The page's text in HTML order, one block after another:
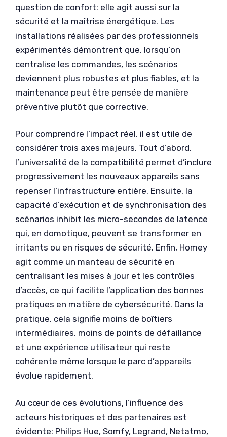
question de confort: elle agit aussi sur la
sécurité et la maîtrise énergétique. Les
installations réalisées par des professionnels
expérimentés démontrent que, lorsqu’on
centralise les commandes, les scénarios
deviennent plus robustes et plus fiables, et la
maintenance peut être pensée de manière
préventive plutôt que corrective.
Pour comprendre l’impact réel, il est utile de
considérer trois axes majeurs. Tout d’abord,
l’universalité de la compatibilité permet d’inclure
progressivement les nouveaux appareils sans
repenser l’infrastructure entière. Ensuite, la
capacité d’exécution et de synchronisation des
scénarios inhibit les micro-secondes de latence
qui, en domotique, peuvent se transformer en
irritants ou en risques de sécurité. Enfin, Homey
agit comme un manteau de sécurité en
centralisant les mises à jour et les contrôles
d’accès, ce qui facilite l’application des bonnes
pratiques en matière de cybersécurité. Dans la
pratique, cela signifie moins de boîtiers
intermédiaires, moins de points de défaillance
et une expérience utilisateur qui reste
cohérente même lorsque le parc d’appareils
évolue rapidement.
Au cœur de ces évolutions, l’influence des
acteurs historiques et des partenaires est
évidente: Philips Hue, Somfy, Legrand, Netatmo,